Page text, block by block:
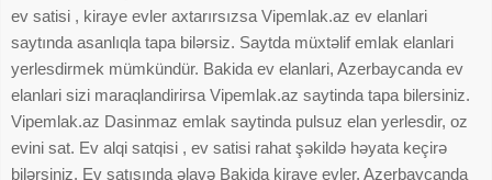
ev satisi , kiraye evler axtarırsızsa Vipemlak.az ev elanlari
saytında asanlıqla tapa bilərsiz. Saytda müxtəlif emlak elanlari
yerlesdirmek mümkündür. Bakida ev elanlari, Azerbaycanda ev
elanlari sizi maraqlandirirsa Vipemlak.az saytinda tapa bilersiniz.
Vipemlak.az Dasinmaz emlak saytinda pulsuz elan yerlesdir, oz
evini sat. Ev alqi satqisi , ev satisi rahat şəkildə həyata keçirə
bilərsiniz. Ev satışında əlavə Bakida kiraye evler, Azerbaycanda